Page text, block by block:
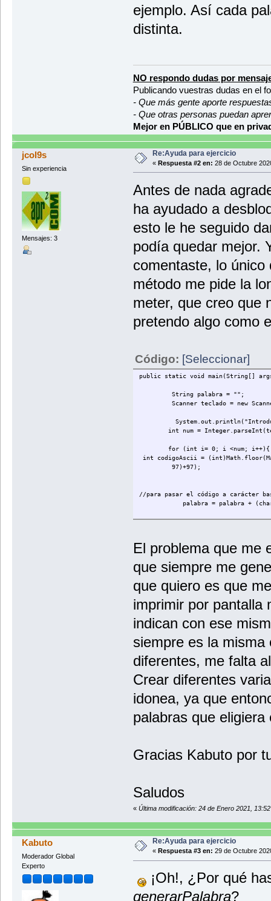
ejemplo. Así cada
distinta.
NO respondo dudas por
Publicando vuestras dudas en el
- Que más gente aporte
- Que otras personas puedan
Mejor en PÚBLICO que en
jcol9s
Sin experiencia
Mensajes: 3
Re:Ayuda para ejercicio
« Respuesta #2 en: 28 de Octubre
Antes de nada
ha ayudado a
esto le he seguido
podía quedar mejor.
comentaste, lo único
método me pide la
meter, que creo que
pretendo algo como
Código: [Seleccionar]
public static void main(String[]
String palabra = "";
Scanner teclado = new
System.out.println("Introduce el
int num =
for (int i= 0; i <num; i++){
int codigoAscii =
97)+97);
//para pasar el código a carácter
palabra = palabra +
System.out.println(palabra);
}
}
}
El problema que me
que siempre me
que quiero es que
imprimir por pantalla
indican con ese
siempre es la misma
diferentes, me falta
Crear diferentes
idonea, ya que
palabras que eligiera
Gracias Kabuto por
Saludos
« Última modificación: 24 de Enero 2021,
Kabuto
Moderador Global
Experto
Re:Ayuda para ejercicio
« Respuesta #3 en: 29 de Octubre
¡Oh!, ¿Por qué
generarPalabra?